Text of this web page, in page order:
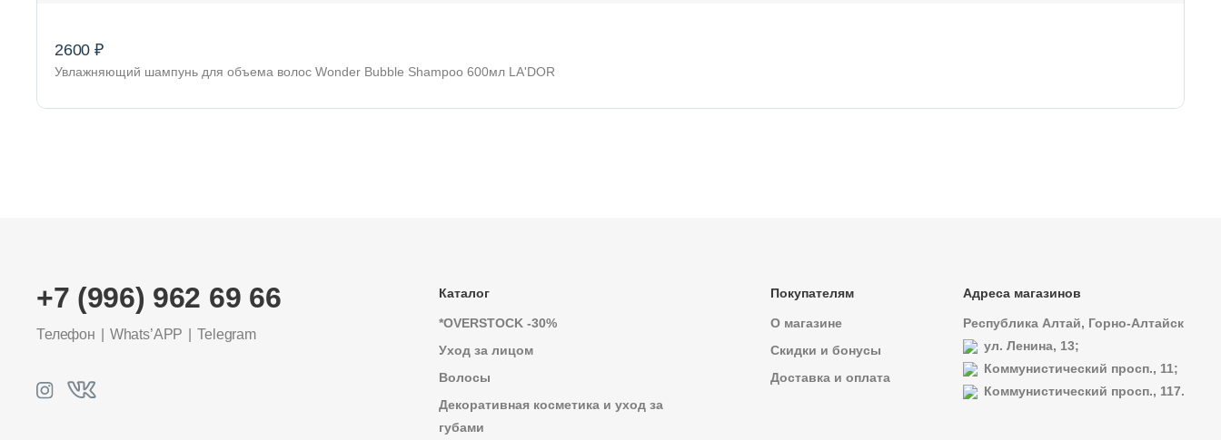
2600 ₽
Увлажняющий шампунь для объема волос Wonder Bubble Shampoo 600мл LA'DOR
+7 (996) 962 69 66
Телефон Whats’APP Telegram
Каталог
*OVERSTOCK -30%
Уход за лицом
Волосы
Декоративная косметика и уход за
губами
Покупателям
О магазине
Скидки и бонусы
Доставка и оплата
Адреса магазинов
Республика Алтай, Горно-Алтайск
ул. Ленина, 13;
Коммунистический просп., 11;
Коммунистический просп., 117.